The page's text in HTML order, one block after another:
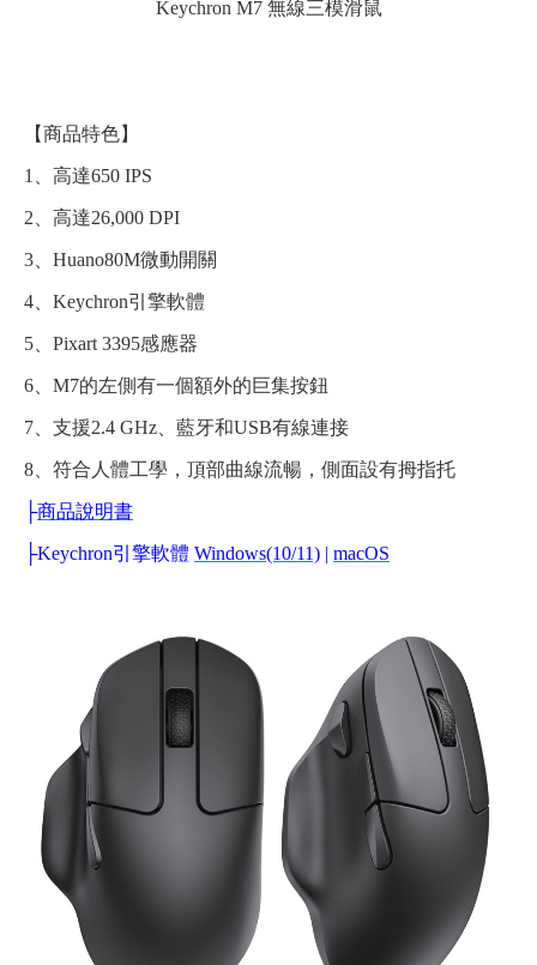
Keychron M7 無線三模滑鼠
【商品特色】
1、高達650 IPS
2、高達26,000 DPI
3、Huano80M微動開關
4、Keychron引擎軟體
5、Pixart 3395感應器
6、M7的左側有一個額外的巨集按鈕
7、支援2.4 GHz、藍牙和USB有線連接
8、符合人體工學，頂部曲線流暢，側面設有拇指托
├商品說明書
├Keychron引擎軟體 Windows(10/11) | macOS